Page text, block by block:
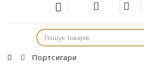
Портсигари